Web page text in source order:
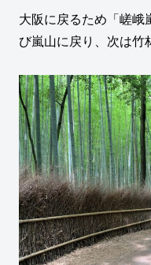
大阪に戻るため「嵯
び嵐山に戻り、次は竹